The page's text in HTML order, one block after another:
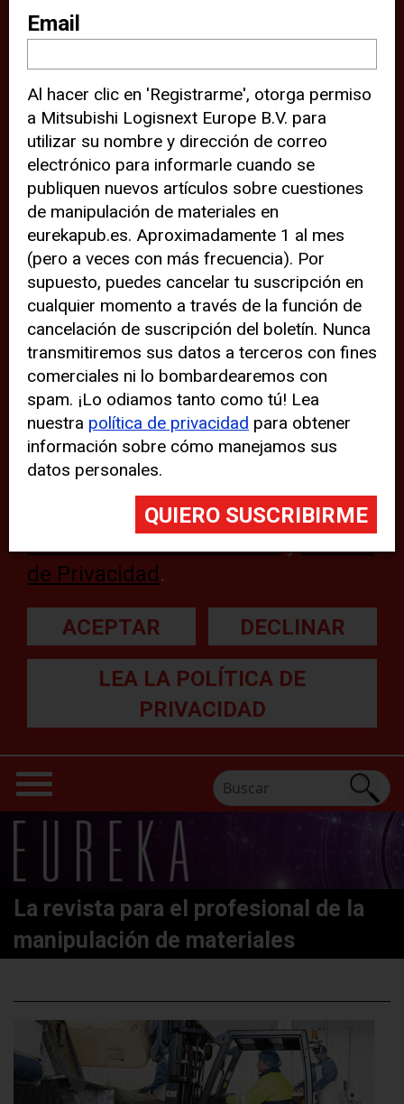
sitio web (por ejemplo, ofreciéndole
información de ubicación). Estas
terceras partes también definen
cookies en su dispositivo y pueden
rastrear su comportamiento en
internet. Al hacer clic en “Aceptar”,
significa que está de acuerdo con el
uso de cookies analíticas y de
terceros para tener una experiencia
óptima en nuestro sitio web. Si
elige “Declinar” el uso de cookies
analíticas y de terceros, evitará que
terceras partes rastreen su
comportamiento en nuestro sitio
web, aunque pueden aparecer
problemas técnicos con el sitio
web. Para obtener más
información, lea nuestra
de Privacidad .
ACEPTAR DECLINAR
LEA LA POLÍTICA DE
PRIVACIDAD
La revista para el profesional de la
manipulación de materiales
Email
Al hacer clic en 'Registrarme', otorga permiso
a Mitsubishi Logisnext Europe B.V. para
utilizar su nombre y dirección de correo
electrónico para informarle cuando se
publiquen nuevos artículos sobre cuestiones
de manipulación de materiales en
eurekapub.es. Aproximadamente 1 al mes
(pero a veces con más frecuencia). Por
supuesto, puedes cancelar tu suscripción en
cualquier momento a través de la función de
cancelación de suscripción del boletín. Nunca
transmitiremos sus datos a terceros con fines
comerciales ni lo bombardearemos con
spam. ¡Lo odiamos tanto como tú! Lea
nuestra política de privacidad para obtener
información sobre cómo manejamos sus
datos personales.